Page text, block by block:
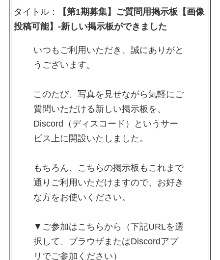
タイトル：
【第1期募集】ご質問用掲示板【画像
投稿可能】-新しい掲示板ができました
いつもご利用いただき、誠にありがと
うございます。
このたび、写真を見せながら気軽にご
質問いただける新しい掲示板を、
Discord（ディスコード）というサー
ビス上に開設いたしました。
もちろん、こちらの掲示板もこれまで
通りご利用いただけますので、お好き
な方をお使いください。
▼ご参加はこちらから（下記URLを選
択して、ブラウザまたはDiscordアプ
リでご参加ください）